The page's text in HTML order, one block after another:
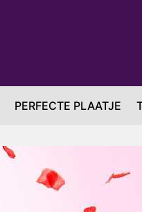
PERFECTE PLAATJE